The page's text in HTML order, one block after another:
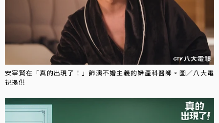
安宰賢在「真的出現了！」飾演不婚主義的婦產科醫師。圖／八大電
視提供